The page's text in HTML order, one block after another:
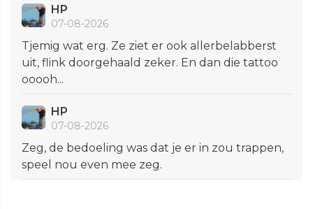
HP
07-08-2026
Tjemig wat erg. Ze ziet er ook allerbelabberst
uit, flink doorgehaald zeker. En dan die tattoo
ooooh...
HP
07-08-2026
Zeg, de bedoeling was dat je er in zou trappen,
speel nou even mee zeg.